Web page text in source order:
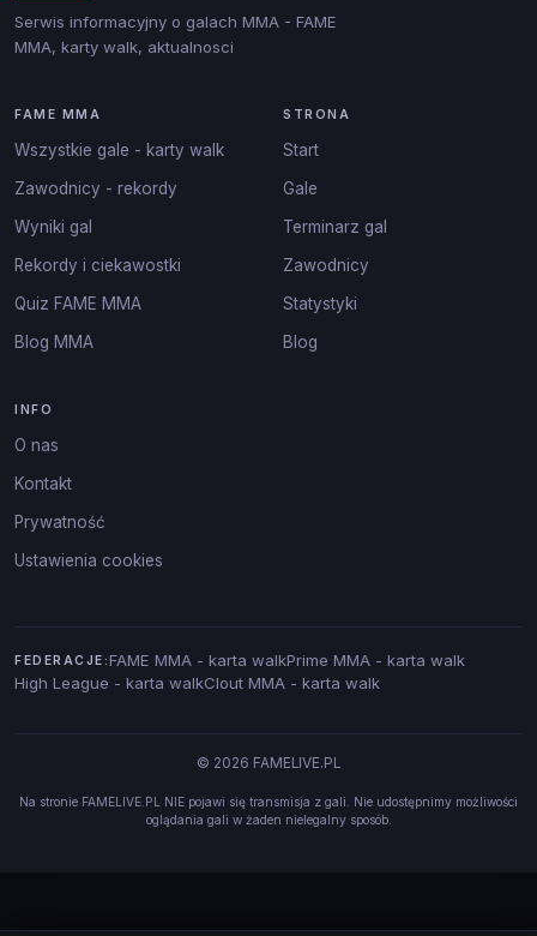
Serwis informacyjny o galach MMA - FAME
MMA, karty walk, aktualnosci
FAME MMA
Wszystkie gale - karty walk
Zawodnicy - rekordy
Wyniki gal
Rekordy i ciekawostki
Quiz FAME MMA
Blog MMA
STRONA
Start
Gale
Terminarz gal
Zawodnicy
Statystyki
Blog
INFO
O nas
Kontakt
Prywatność
Ustawienia cookies
FEDERACJE: FAME MMA - karta walkPrime MMA - karta walk
High League - karta walkClout MMA - karta walk
© 2026 FAMELIVE.PL
Na stronie FAMELIVE.PL NIE pojawi się transmisja z gali. Nie udostępnimy możliwości
oglądania gali w żaden nielegalny sposób.